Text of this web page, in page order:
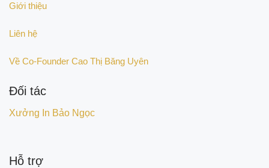
Giới thiệu
Liên hệ
Về Co-Founder Cao Thị Băng Uyên
Đối tác
Xưởng In Bảo Ngọc
Hỗ trợ